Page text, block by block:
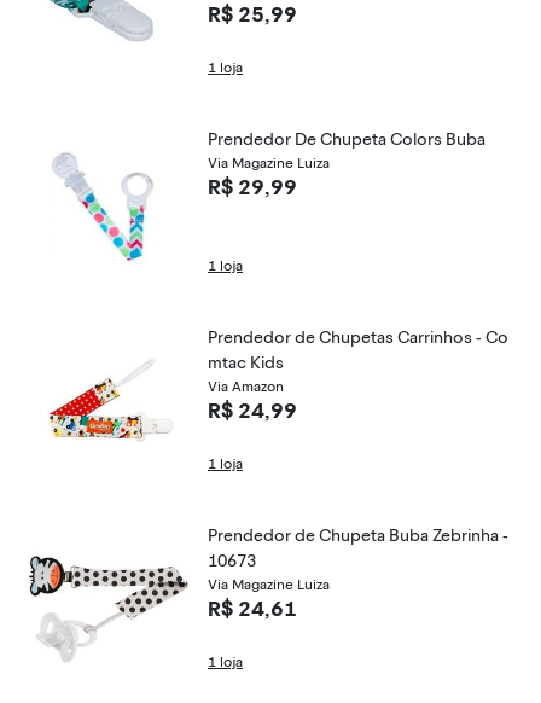
R$ 25,99
1 loja
Prendedor De Chupeta Colors Buba
Via Magazine Luiza
R$ 29,99
1 loja
Prendedor de Chupetas Carrinhos - Co
mtac Kids
Via Amazon
R$ 24,99
1 loja
Prendedor de Chupeta Buba Zebrinha -
10673
Via Magazine Luiza
R$ 24,61
1 loja